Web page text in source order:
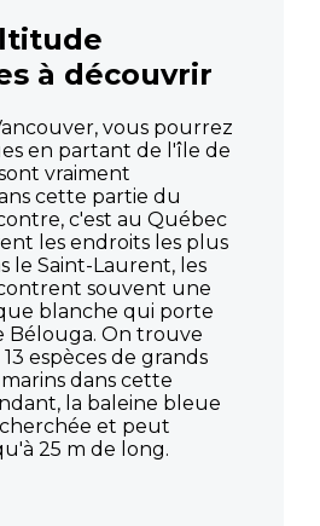
à découvrir
vous pourrez
en partant de l'île de
vraiment
cette partie du
c'est au Québec
les endroits les plus
le Saint-Laurent, les
souvent une
blanche qui porte
Bélouga. On trouve
espèces de grands
dans cette
la baleine bleue
et peut
25 m de long.